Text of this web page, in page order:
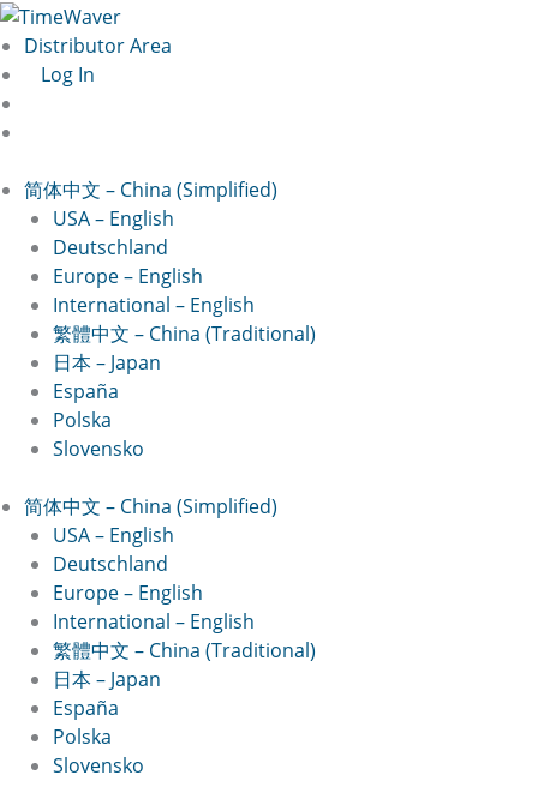
跳
至
内
容
Distributor Area
Log In
简体中文 – China (Simplified)
USA – English
Deutschland
Europe – English
International – English
繁體中文 – China (Traditional)
日本 – Japan
España
Polska
Slovensko
简体中文 – China (Simplified)
USA – English
Deutschland
Europe – English
International – English
繁體中文 – China (Traditional)
日本 – Japan
España
Polska
Slovensko